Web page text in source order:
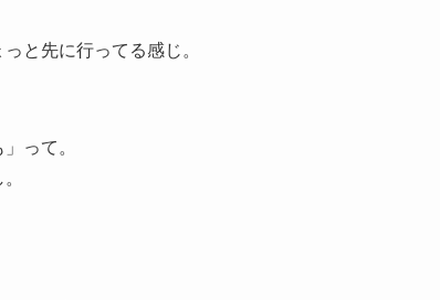
と先に行ってる感じ。
って。